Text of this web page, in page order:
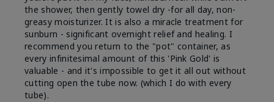
the shower, then gently towel dry -for all day, non-
greasy moisturizer. It is also a miracle treatment for
sunburn - significant overnight relief and healing. I
recommend you return to the "pot" container, as
every infinitesimal amount of this 'Pink Gold' is
valuable - and it's impossible to get it all out without
cutting open the tube now. (which I do with every
tube).